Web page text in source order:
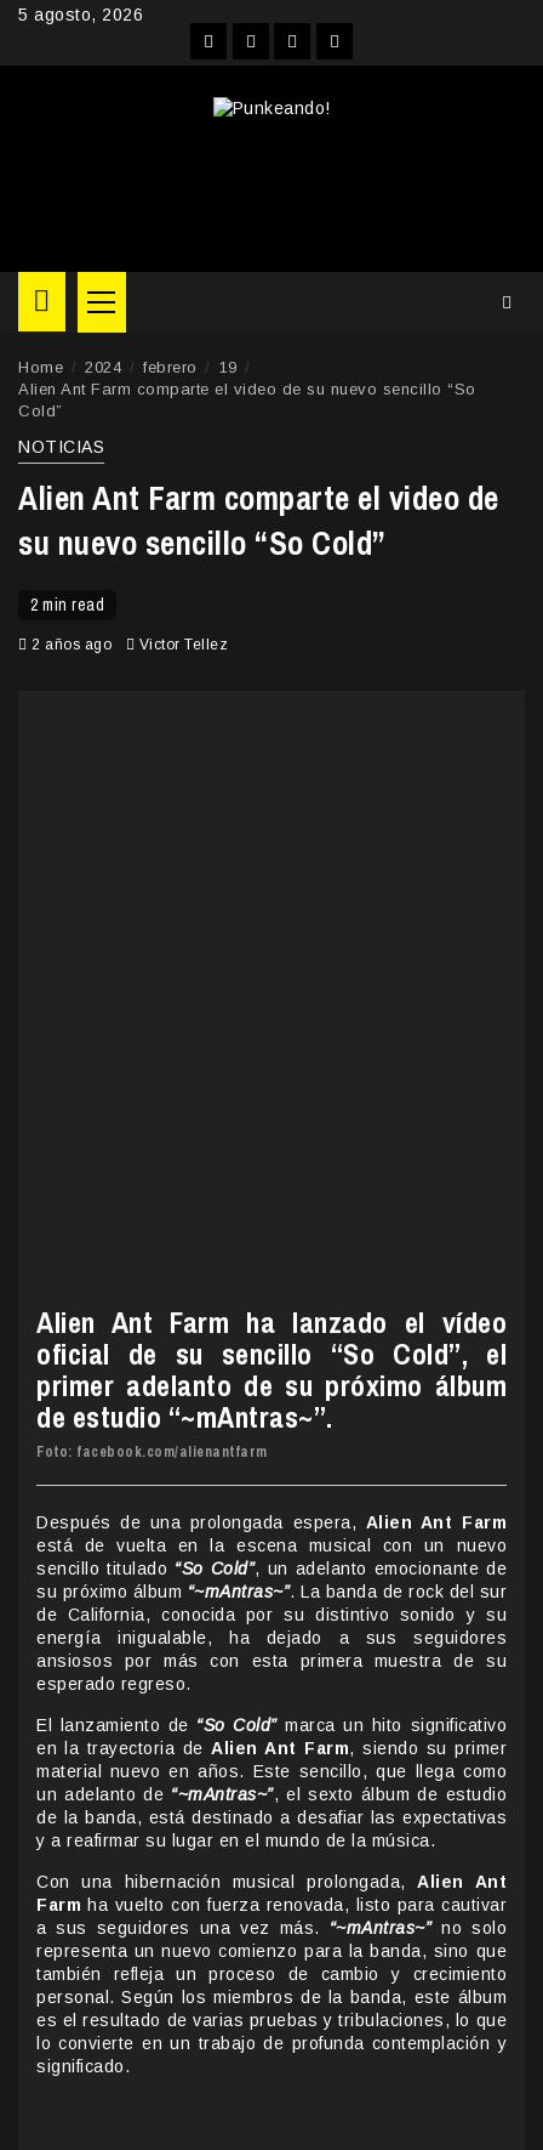
Skip5 agosto, 2026
FacebookInstagram
YouTubeTwitter
Primary
Menu
Home 2024 febrero
19
Alien Ant Farm comparte el video de su nuevo sencillo “So
Cold”
NOTICIAS
Alien Ant Farm comparte el video de
su nuevo sencillo “So Cold”
2 min read
2 años ago Victor Tellez
Alien Ant Farm ha lanzado el vídeo
oficial de su sencillo “So Cold”, el
primer adelanto de su próximo álbum
de estudio “~mAntras~”.
Foto: facebook.com/alienantfarm
Después de una prolongada espera, Alien Ant Farm
está de vuelta en la escena musical con un nuevo
sencillo titulado “So Cold”, un adelanto emocionante de
su próximo álbum “~mAntras~”. La banda de rock del sur
de California, conocida por su distintivo sonido y su
energía inigualable, ha dejado a sus seguidores
ansiosos por más con esta primera muestra de su
esperado regreso.
El lanzamiento de “So Cold”marca un hito significativo
en la trayectoria deAlien Ant Farm, siendo su primer
material nuevo en años. Este sencillo, que llega como
un adelanto de “~mAntras~”, el sexto álbum de estudio
de la banda, está destinado a desafiar las expectativas
y a reafirmar su lugar en el mundo de la música.
Con una hibernación musical prolongada,Alien Ant
Farm ha vuelto con fuerza renovada, listo para cautivar
a sus seguidores una vez más. “~mAntras~”no solo
representa un nuevo comienzo para la banda, sino que
también refleja un proceso de cambio y crecimiento
personal. Según los miembros de la banda, este álbum
es el resultado de varias pruebas y tribulaciones, lo que
lo convierte en un trabajo de profunda contemplación y
significado.